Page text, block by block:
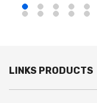
LINKS PRODUCTS